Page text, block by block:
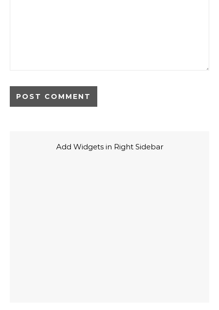
Add Widgets in Right Sidebar